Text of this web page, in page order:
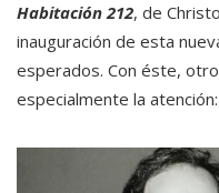
Habitación 212, de
inauguración de esta
esperados. Con éste,
especialmente la atención: